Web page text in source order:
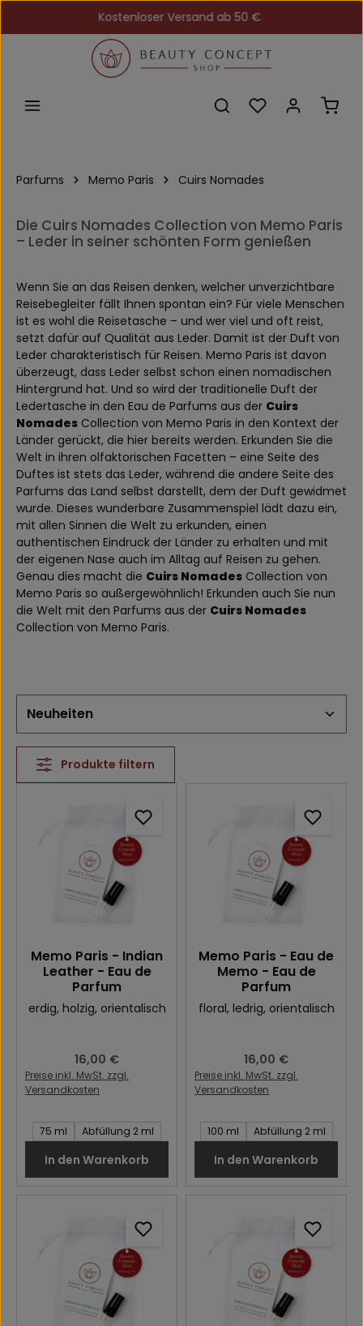
Zum Hauptinhalt springenKostenloser Versand ab 50 €
Du hast 0
Parfums Memo Paris Cuirs Nomades
Die Cuirs Nomades Collection von Memo Paris
– Leder in seiner schönten Form genießen
Wenn Sie an das Reisen denken, welcher unverzichtbare
Reisebegleiter fällt Ihnen spontan ein? Für viele Menschen
ist es wohl die Reisetasche – und wer viel und oft reist,
setzt dafür auf Qualität aus Leder. Damit ist der Duft von
Leder charakteristisch für Reisen. Memo Paris ist davon
überzeugt, dass Leder selbst schon einen nomadischen
Hintergrund hat. Und so wird der traditionelle Duft der
Ledertasche in den Eau de Parfums aus der Cuirs
Nomades Collection von Memo Paris in den Kontext der
Länder gerückt, die hier bereits werden. Erkunden Sie die
Welt in ihren olfaktorischen Facetten – eine Seite des
Duftes ist stets das Leder, während die andere Seite des
Parfums das Land selbst darstellt, dem der Duft gewidmet
wurde. Dieses wunderbare Zusammenspiel lädt dazu ein,
mit allen Sinnen die Welt zu erkunden, einen
authentischen Eindruck der Länder zu erhalten und mit
der eigenen Nase auch im Alltag auf Reisen zu gehen.
Genau dies macht die Cuirs Nomades Collection von
Memo Paris so außergewöhnlich! Erkunden auch Sie nun
die Welt mit den Parfums aus der Cuirs Nomades
Collection von Memo Paris.
Produkte filtern
Memo Paris - Indian
Leather - Eau de
Parfum
erdig, holzig, orientalisch
Regulärer Preis:
16,00 €
Preise inkl. MwSt. zzgl.
Versandkosten
Inhalt des Artikel:
75 ml Abfüllung 2 ml
In den Warenkorb
Memo Paris - Eau de
Memo - Eau de
Parfum
floral, ledrig, orientalisch
Regulärer Preis:
16,00 €
Preise inkl. MwSt. zzgl.
Versandkosten
Inhalt des Artikel:
100 ml Abfüllung 2 ml
In den Warenkorb